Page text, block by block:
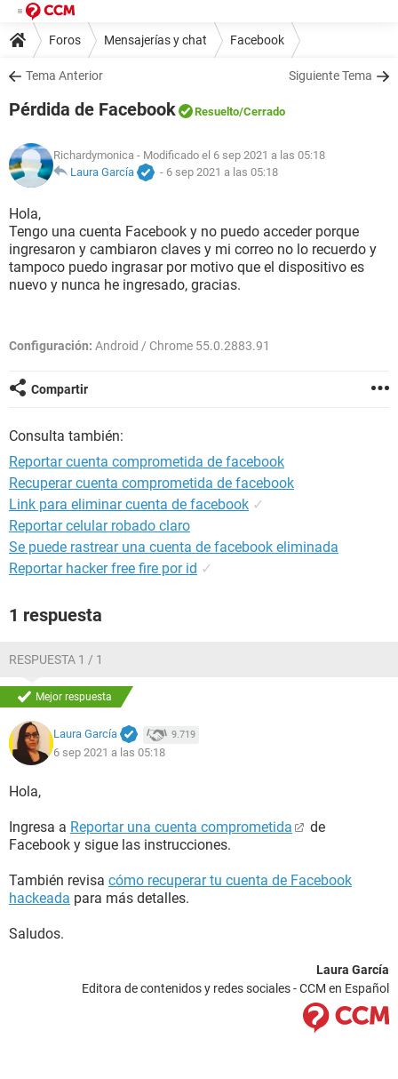
Foros Mensajerías y chat Facebook
Tema Anterior Siguiente Tema
Pérdida de Facebook Resuelto/Cerrado
Richardymonica - Modificado el 6 sep 2021 a las 05:18
Laura García
- 6 sep 2021 a las 05:18
Hola,
Tengo una cuenta Facebook y no puedo acceder porque
ingresaron y cambiaron claves y mi correo no lo recuerdo y
tampoco puedo ingrasar por motivo que el dispositivo es
nuevo y nunca he ingresado, gracias.
Configuración: Android / Chrome 55.0.2883.91
Compartir
Consulta también:
Reportar cuenta comprometida de facebook
Recuperar cuenta comprometida de facebook
Link para eliminar cuenta de facebook ✓
Reportar celular robado claro
Se puede rastrear una cuenta de facebook eliminada
Reportar hacker free fire por id ✓
1 respuesta
RESPUESTA 1 / 1
Mejor respuesta
Laura García 9.719
6 sep 2021 a las 05:18
Hola,
Ingresa a Reportar una cuenta comprometida
de
Facebook y sigue las instrucciones.
También revisa cómo recuperar tu cuenta de Facebook
hackeada para más detalles.
Saludos.
Laura García
Editora de contenidos y redes sociales - CCM en Español